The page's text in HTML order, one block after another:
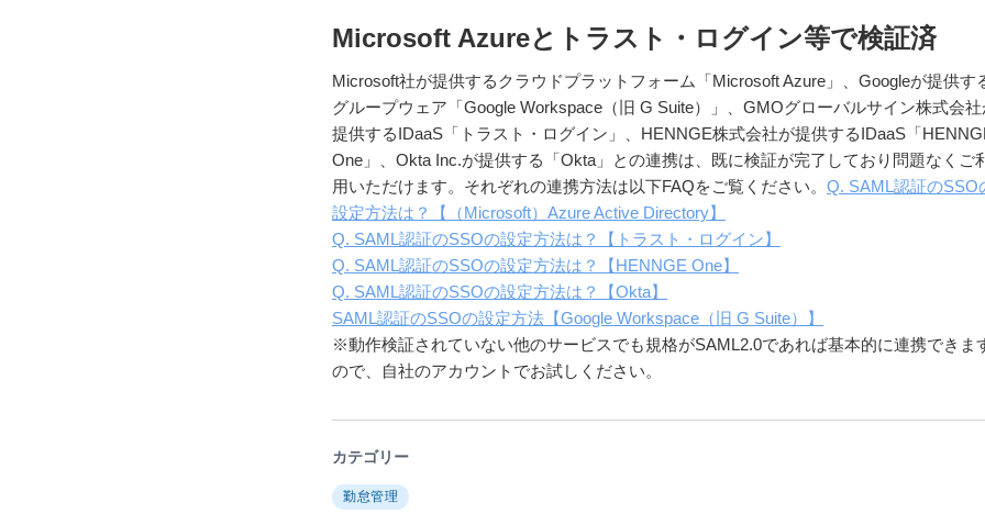
Microsoft Azureとトラスト・ログイン等で検証済
Microsoft社が提供するクラウドプラットフォーム「Microsoft Azure」、Googleが提供す
グループウェア「Google Workspace（旧 G Suite）」、GMOグローバルサイン株式会社
提供するIDaaS「トラスト・ログイン」、HENNGE株式会社が提供するIDaaS「
One」、Okta Inc.が提供する「Okta」との連携は、既に検証が完了しており問題なくご
用いただけます。それぞれの連携方法は以下FAQをご覧ください。 Q. SAML認証のSSO
設定方法は？【（Microsoft）Azure Active Directory】
Q. SAML認証のSSOの設定方法は？【トラスト・ログイン】
Q. SAML認証のSSOの設定方法は？【HENNGE One】
Q. SAML認証のSSOの設定方法は？【Okta】
SAML認証のSSOの設定方法【Google Workspace（旧 G Suite）】
※動作検証されていない他のサービスでも規格がSAML2.0であれば基本的に連携できま
ので、自社のアカウントでお試しください。
カテゴリー
勤怠管理